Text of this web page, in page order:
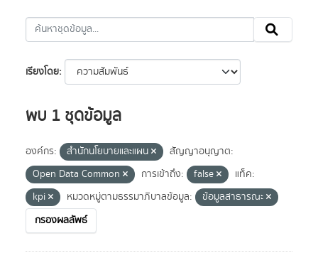
เรียงโดย
พบ 1 ชุดข้อมูล
องค์กร: สำนักนโยบายและแผน
สัญญาอนุญาต:
Open Data Common
การเข้าถึง: false
แท็ค:
kpi
หมวดหมู่ตามธรรมาภิบาลข้อมูล:
ข้อมูลสาธารณะ
กรองผลลัพธ์